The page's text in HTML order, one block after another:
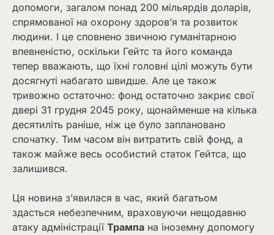
допомоги, загалом понад 200 мільярдів доларів,
спрямованої на охорону здоров’я та розвиток
людини. І це сповнено звичною гуманітарною
впевненістю, оскільки Гейтс та його команда
тепер вважають, що їхні головні цілі можуть бути
досягнуті набагато швидше. Але це також
тривожно остаточно: фонд остаточно закриє свої
двері 31 грудня 2045 року, щонайменше на кілька
десятиліть раніше, ніж це було заплановано
спочатку. Тим часом він витратить свій фонд, а
також майже весь особистий статок Гейтса, що
залишився.
Ця новина з’явилася в час, який багатьом
здасться небезпечним, враховуючи нещодавню
атаку адміністрації Трампа на іноземну допомогу